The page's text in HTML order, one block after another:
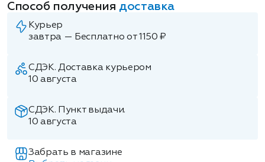
Способ получения доставка
Курьер
завтра — Бесплатно от 1150 ₽
СДЭК. Доставка курьером
10 августа
СДЭК. Пункт выдачи.
10 августа
Забрать в магазине